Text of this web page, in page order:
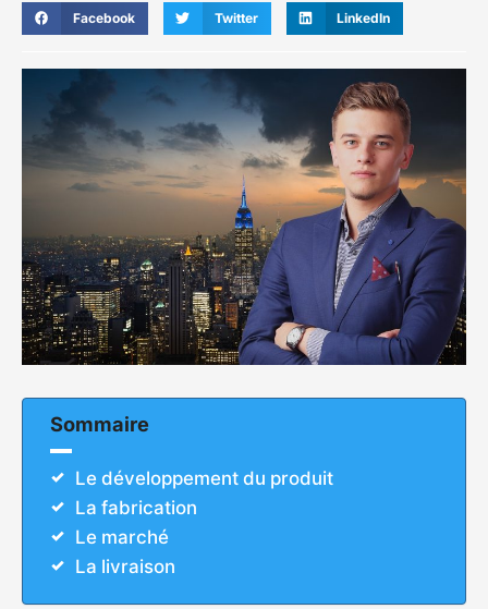
Facebook Twitter LinkedIn
Sommaire
Le développement du produit
La fabrication
Le marché
La livraison